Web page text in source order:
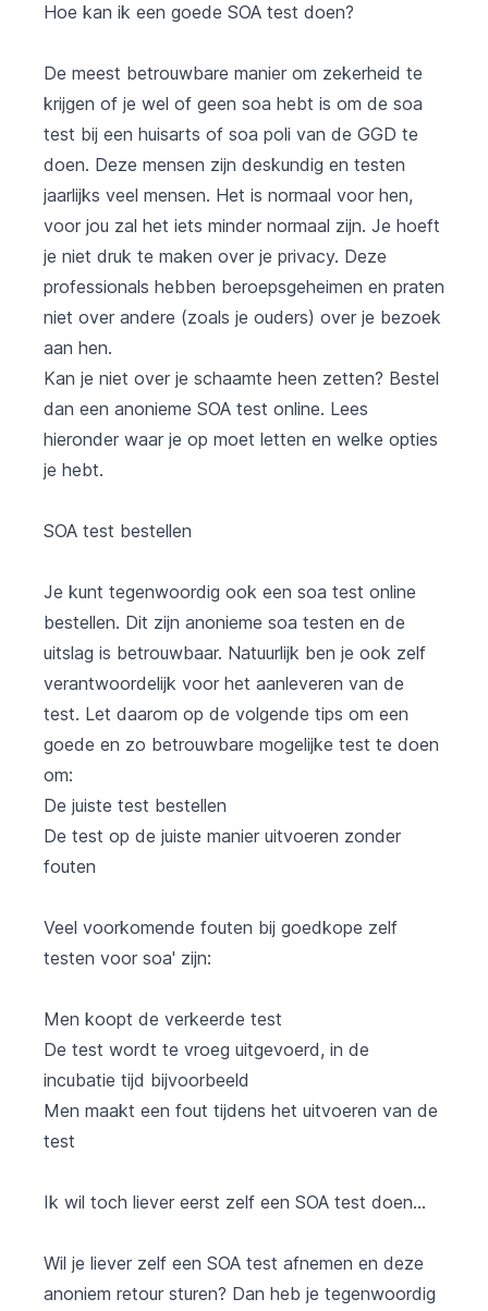
Hoe kan ik een goede SOA test doen?
De meest betrouwbare manier om zekerheid te
krijgen of je wel of geen soa hebt is om de soa
test bij een huisarts of soa poli van de GGD te
doen. Deze mensen zijn deskundig en testen
jaarlijks veel mensen. Het is normaal voor hen,
voor jou zal het iets minder normaal zijn. Je hoeft
je niet druk te maken over je privacy. Deze
professionals hebben beroepsgeheimen en praten
niet over andere (zoals je ouders) over je bezoek
aan hen.
Kan je niet over je schaamte heen zetten? Bestel
dan een anonieme SOA test online. Lees
hieronder waar je op moet letten en welke opties
je hebt.
SOA test bestellen
Je kunt tegenwoordig ook een soa test online
bestellen. Dit zijn anonieme soa testen en de
uitslag is betrouwbaar. Natuurlijk ben je ook zelf
verantwoordelijk voor het aanleveren van de
test. Let daarom op de volgende tips om een
goede en zo betrouwbare mogelijke test te doen
om:
De juiste test bestellen
De test op de juiste manier uitvoeren zonder
fouten
Veel voorkomende fouten bij goedkope zelf
testen voor soa' zijn:
Men koopt de verkeerde test
De test wordt te vroeg uitgevoerd, in de
incubatie tijd bijvoorbeeld
Men maakt een fout tijdens het uitvoeren van de
test
Ik wil toch liever eerst zelf een SOA test doen...
Wil je liever zelf een SOA test afnemen en deze
anoniem retour sturen? Dan heb je tegenwoordig